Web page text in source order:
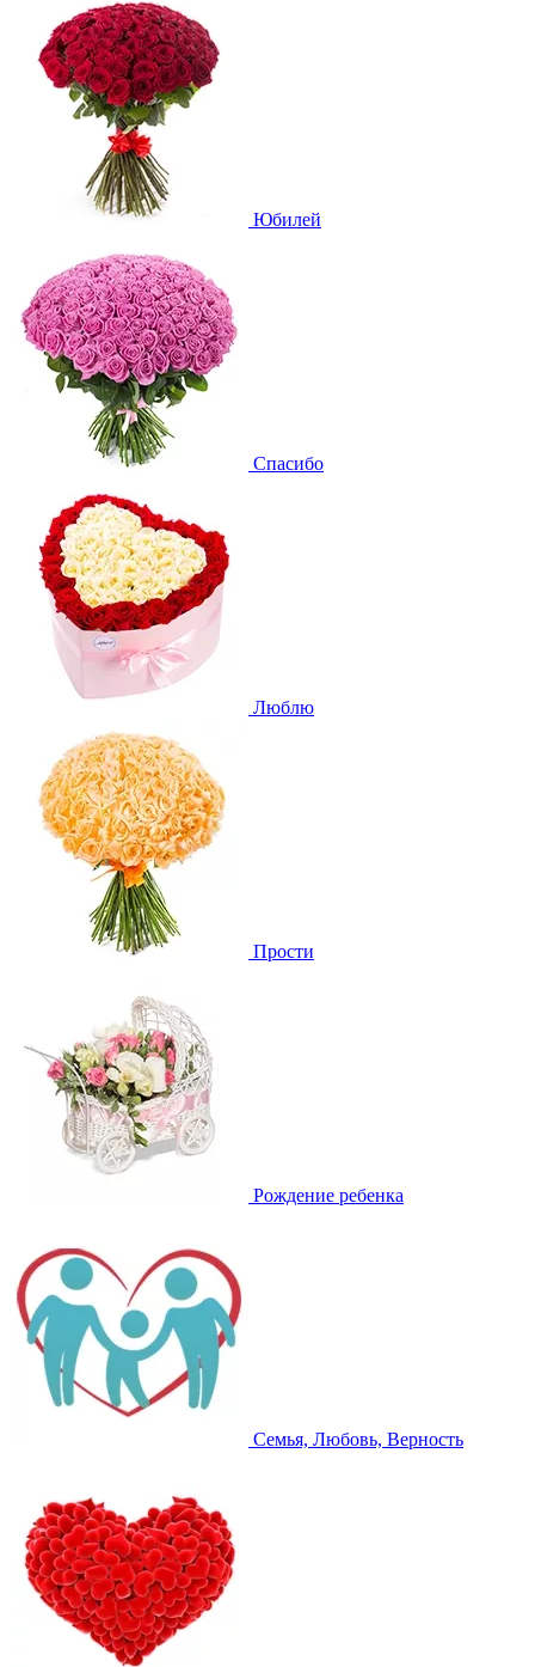
Юбилей
Спасибо
Люблю
Прости
Рождение ребенка
Семья, Любовь, Верность